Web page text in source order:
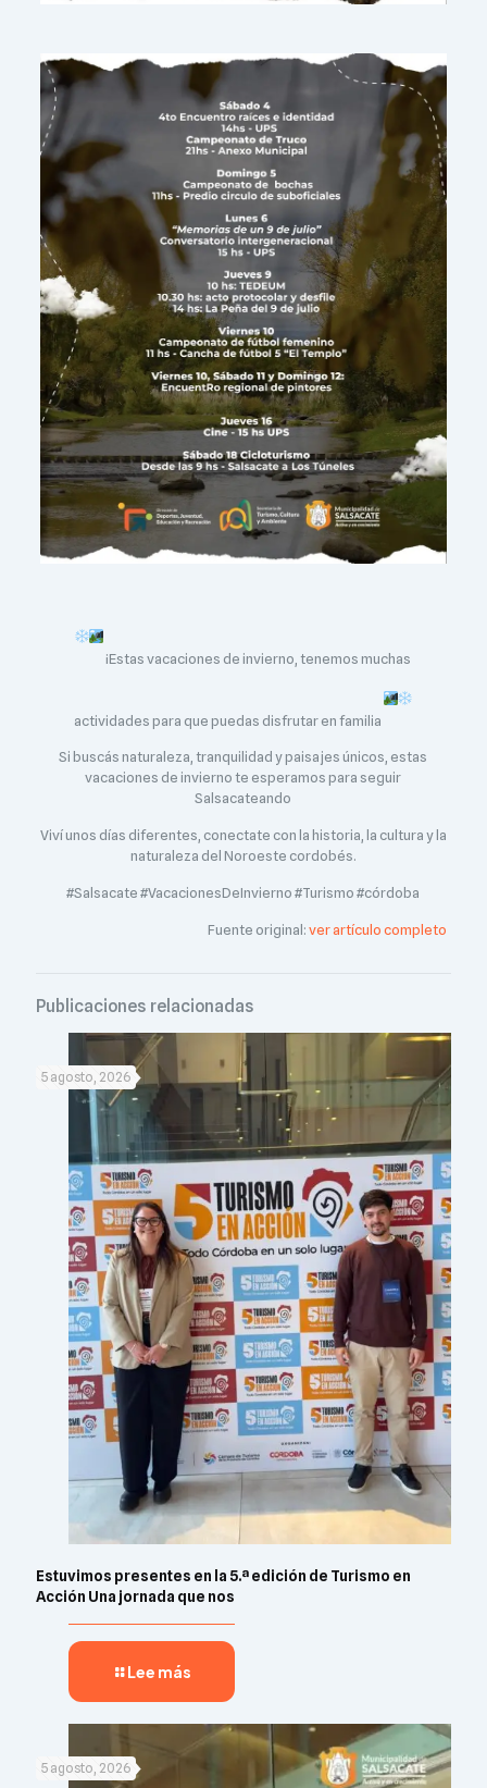
¡Estas vacaciones de invierno, tenemos muchas
actividades para que puedas disfrutar en familia
Si buscás naturaleza, tranquilidad y paisajes únicos, estas
vacaciones de invierno te esperamos para seguir
Salsacateando
Viví unos días diferentes, conectate con la historia, la cultura y la
naturaleza del Noroeste cordobés.
#Salsacate #VacacionesDeInvierno #Turismo #córdoba
Fuente original:ver artículo completo
Publicaciones relacionadas
5 agosto, 2026
Estuvimos presentes en la 5.ª edición de Turismo en
Acción Una jornada que nos
Lee más
5 agosto, 2026